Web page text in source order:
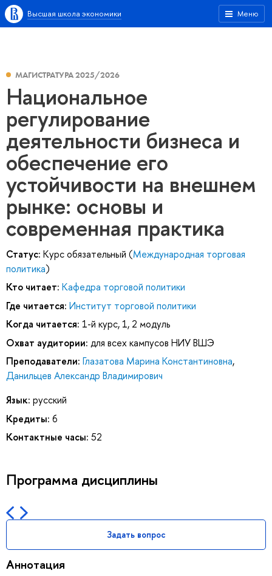
Меню
Высшая школа экономики
МАГИСТРАТУРА 2025/2026
Национальное
регулирование
деятельности бизнеса и
обеспечение его
устойчивости на внешнем
рынке: основы и
современная практика
Статус: Курс обязательный (Международная торговая
политика)
Кто читает: Кафедра торговой политики
Где читается: Институт торговой политики
Когда читается: 1-й курс, 1, 2 модуль
Охват аудитории: для всех кампусов НИУ ВШЭ
Преподаватели: Глазатова Марина Константиновна,
Данильцев Александр Владимирович
Язык: русский
Кредиты: 6
Контактные часы: 52
Программа дисциплины
Задать вопрос
Аннотация